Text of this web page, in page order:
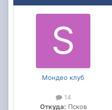
Мондео клуб
14
Откуда: Псков